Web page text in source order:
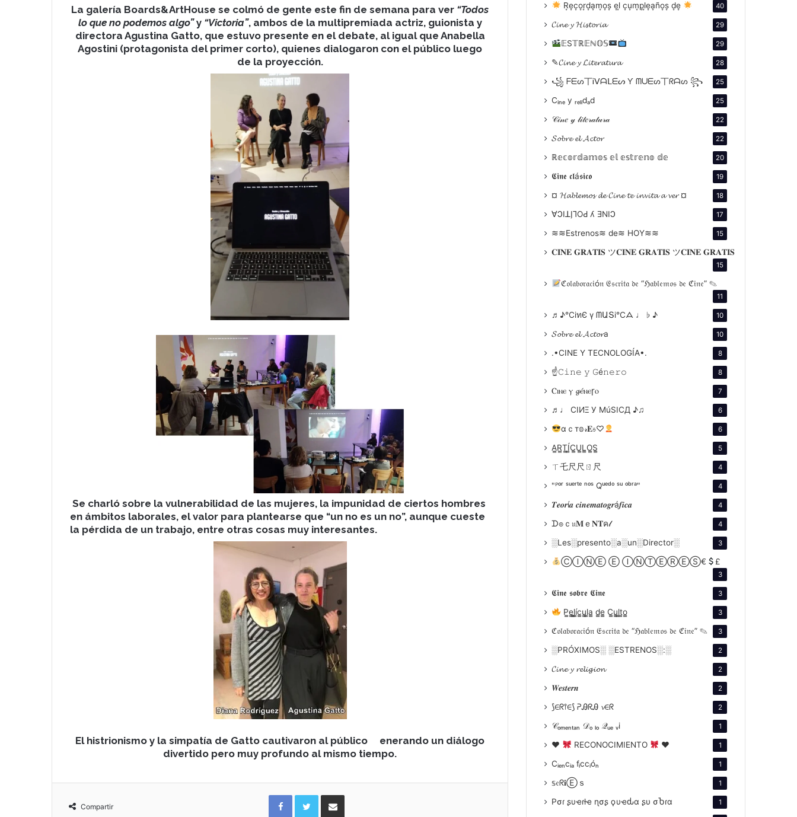
La galería Boards&ArtHouse se colmó de gente este fin de semana para ver “Todos
lo que no podemos algo”y “Victoria”, ambos de la multipremiada actriz, guionista y
directora Agustina Gatto, que estuvo presente en el debate, al igual que Anabella
Agostini (protagonista del primer corto), quienes dialogaron con el público luego
de la proyección.
Se charló sobre la vulnerabilidad de las mujeres, la impunidad de ciertos hombres
en ámbitos laborales, el valor para plantearse que “un no es un no”, aunque cueste
la pérdida de un trabajo, entre otras cosas muy interesantes.
El histrionismo y la simpatía de Gatto cautivaron al público enerando un diálogo
divertido pero muy profundo al mismo tiempo.
Compartir
FacebookTwitterCompartir por correo electrónico
R͙e͙c͙o͙r͙d͙a͙m͙o͙s͙ e͙l͙ c͙u͙m͙p͙l͙e͙a͙ño͙s͙ d͙e͙ 40
𝓒𝓲𝓷𝓮 𝔂 𝓗𝓲𝓼𝓽𝓸𝓻𝓲𝓪 29
𝔼S𝕋ℝ𝔼ℕ𝕆𝕊 29
✎𝓒𝓲𝓷𝓮 𝔂 𝓛𝓲𝓽𝓮𝓻𝓪𝓽𝓾𝓻𝓪 28
꧁ ᖴᗴᔕ丅Ꭵᐯᗩᒪᗴᔕ Ƴ ᗰᑌᗴᔕ丅ᖇᗩᔕ ꧂ 25
Cᵢₙₑ y ᵣₑₗᵢdₐd 25
𝒞𝒾𝓃𝑒 𝓎 𝓁𝒾𝓉𝑒𝓇𝒶𝓉𝓊𝓇𝒶 22
𝓢𝓸𝓫𝓻𝓮 𝓮𝓵 𝓐𝓬𝓽𝓸𝓻 22
ℝ𝕖𝕔𝕠𝕣𝕕𝕒𝕞𝕠𝕤 𝕖𝕝 𝕖𝕤𝕥𝕣𝕖𝕟𝕠 𝕕𝕖 20
𝕮𝖎𝖓𝖊 𝖈𝖑á𝖘𝖎𝖈𝖔 19
¤ 𝓗𝓪𝓫𝓵𝓮𝓶𝓸𝓼 𝓭𝓮 𝓒𝓲𝓷𝓮 𝓽𝓮 𝓲𝓷𝓿𝓲𝓽𝓪 𝓪 𝓿𝓮𝓻 ¤ 18
∀ϽIꓕI̗⅂OԀ ʎ ƎNIϽ 17
≋≋Estrenos≋ de≋ HOY≋≋ 15
𝐂𝐈𝐍𝐄 𝐆𝐑𝐀𝐓𝐈𝐒 ツ𝐂𝐈𝐍𝐄 𝐆𝐑𝐀𝐓𝐈𝐒 ツ𝐂𝐈𝐍𝐄 𝐆𝐑𝐀𝐓𝐈𝐒
15
ℭ𝔬𝔩𝔞𝔟𝔬𝔯𝔞𝔠𝔦ó𝔫 𝔈𝔰𝔠𝔯𝔦𝔱𝔞 𝔡𝔢 “ℌ𝔞𝔟𝔩𝔢𝔪𝔬𝔰 𝔡𝔢 ℭ𝔦𝔫𝔢” ✎
11
♬♪℃іทЄ ү ᗰԱՏі℃ᗋ ♩ ♭ ♪ 10
𝓢𝓸𝓫𝓻𝓮 𝓮𝓵 𝓐𝓬𝓽𝓸𝓻a 10
.•CINE Y TECNOLOGÍA•. 8
☝𝙲𝚒𝚗𝚎 𝚢 𝙶é𝚗𝚎𝚛𝚘 8
Ⲥⲓⲛⲉ ⲩ 𝓰ⲉ́ⲛⲉꞅⲟ 7
♬♩ CIИΞ У MúSICД ♪♫ 6
αｃт𝕠𝓇𝐄𝔰♡ 6
A̳R̳T̳Í̳C̳U̳L̳O̳S̳ 5
ㄒ乇尺尺ㄖ尺 4
"ᴾᵒʳ ˢᵘᵉʳᵗᵉ ⁿᵒˢ Qᵘᵉᵈᵒ ˢᵘ ᵒᵇʳᵃ" 4
𝑻𝒆𝒐𝒓í𝒂 𝒄𝒊𝒏𝒆𝒎𝒂𝒕𝒐𝒈𝒓á𝒇𝒊𝒄𝒂 4
ᗪ๏ｃ𝔲𝐌ｅ𝐍𝐓ค𝓁 4
░Les░presento░a░un░Director░ 3
ⒸⒾⓃⒺ Ⓔ ⒾⓃⓉⒺⓇⒺⓈ€ £
3
𝕮𝖎𝖓𝖊 𝖘𝖔𝖇𝖗𝖊 𝕮𝖎𝖓𝖊 3
P̳e̳l̳í̳c̳u̳l̳a̳ d̳e̳ C̳u̳l̳t̳o̳ 3
ℭ𝔬𝔩𝔞𝔟𝔬𝔯𝔞𝔠𝔦ó𝔫 𝔈𝔰𝔠𝔯𝔦𝔱𝔞 𝔡𝔢 “ℌ𝔞𝔟𝔩𝔢𝔪𝔬𝔰 𝔡𝔢 ℭ𝔦𝔫𝔢” ✎ 3
░PRÓXIMOS░ ░ESTRENOS░:░ 2
𝓒𝓲𝓷𝓮 𝔂 𝓻𝓮𝓵𝓲𝓰𝓲𝓸𝓷 2
𝑾𝒆𝒔𝒕𝒆𝒓𝒏 2
⟆∈ᖇ⫯∈⟆ ᕈᎯᖇᎯ 𝓿∈ᖇ 2
𝒞ₒₘₑₙₜₐₙ 𝒟ₒ ₗₒ 𝒬ᵤₑ ᵥi 1
♥ RECONOCIMIENTO ♥ 1
Cᵢₑₙcᵢₐ fᵢccᵢóₙ 1
𝕤𝔢ᖇ𝐢Ⓔｓ 1
Pσɾ ʂυҽɾƚҽ ɳσʂ ϙυҽԃα ʂυ σႦɾα 1